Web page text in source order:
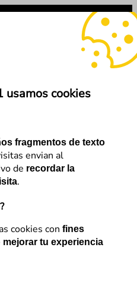
usamos cookies
fragmentos de texto
envian al
de recordar la
.
cookies con fines
mejorar tu experiencia
uso
Siguiente
Profile. Guía
SEO Manager con +8